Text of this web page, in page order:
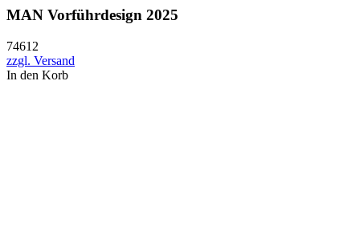
MAN Vorführdesign 2025
74612
zzgl. Versand
In den Korb